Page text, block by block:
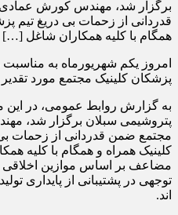
قدردانی از زحمات بی دریغ تیم
همگام با کلیه همکاران شاغل […]
امروز یکم شهریورماه به
پزشکان کلینیک مجتمع مورد تقدیر
به گزارش روابط عمومی، در این
مجتمع ضمن قدردانی از زحمات
کلینیک همراه و همگام با کلیه
مضاعف بر اساس موازین
توجهی در پشتیبانی از پایداری
اند.